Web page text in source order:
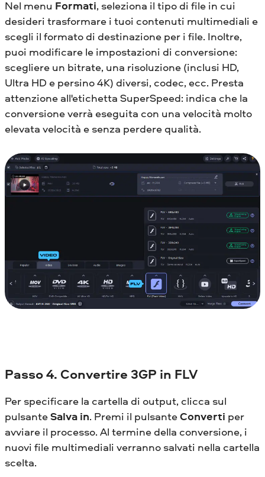
Nel menu Formati, seleziona il tipo di file in cui
desideri trasformare i tuoi contenuti multimediali e
scegli il formato di destinazione per i file. Inoltre,
puoi modificare le impostazioni di conversione:
scegliere un bitrate, una risoluzione (inclusi HD,
Ultra HD e persino 4K) diversi, codec, ecc. Presta
attenzione all'etichetta SuperSpeed: indica che la
conversione verrà eseguita con una velocità molto
elevata velocità e senza perdere qualità.
Passo 4. Convertire 3GP in FLV
Per specificare la cartella di output, clicca sul
pulsanteSalva in. Premi il pulsanteConverti per
avviare il processo. Al termine della conversione, i
nuovi file multimediali verranno salvati nella cartella
scelta.